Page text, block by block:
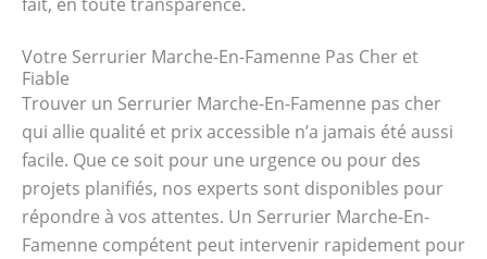
Votre Serrurier Marche-En-Famenne Pas Cher et
Fiable
Trouver un Serrurier Marche-En-Famenne pas cher
qui allie qualité et prix accessible n’a jamais été aussi
facile. Que ce soit pour une urgence ou pour des
projets planifiés, nos experts sont disponibles pour
répondre à vos attentes. Un Serrurier Marche-En-
Famenne compétent peut intervenir rapidement pour